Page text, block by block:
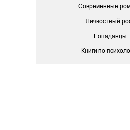
Современные
Личностный
Попаданцы
Книги по